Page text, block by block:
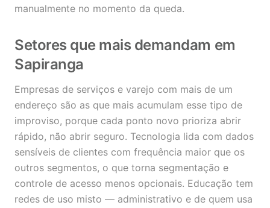
manualmente no momento da queda.
Setores que mais demandam em
Sapiranga
Empresas de serviços e varejo com mais de um
endereço são as que mais acumulam esse tipo de
improviso, porque cada ponto novo prioriza abrir
rápido, não abrir seguro. Tecnologia lida com dados
sensíveis de clientes com frequência maior que os
outros segmentos, o que torna segmentação e
controle de acesso menos opcionais. Educação tem
redes de uso misto — administrativo e de quem usa